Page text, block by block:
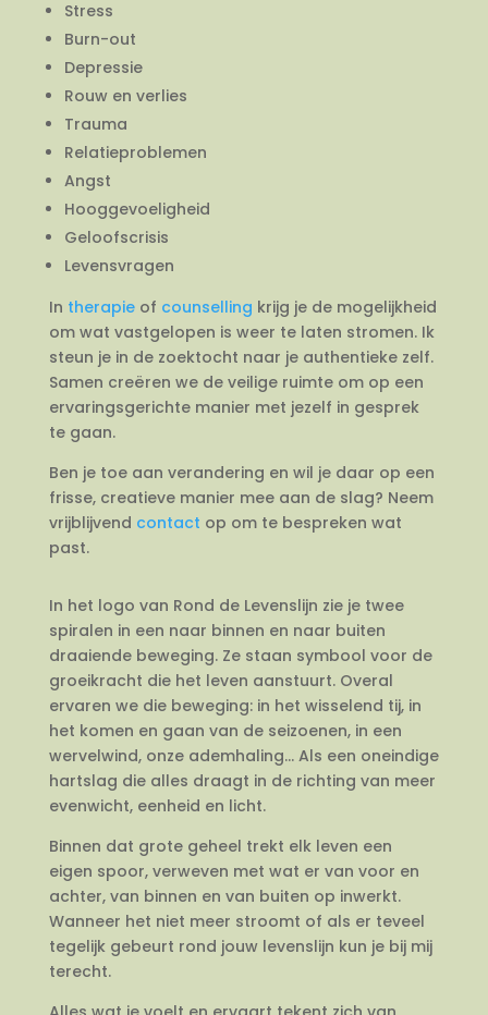
Stress
Burn-out
Depressie
Rouw en verlies
Trauma
Relatieproblemen
Angst
Hooggevoeligheid
Geloofscrisis
Levensvragen
In therapieof counselling krijg je de mogelijkheid
om wat vastgelopen is weer te laten stromen. Ik
steun je in de zoektocht naar je authentieke zelf.
Samen creëren we de veilige ruimte om op een
ervaringsgerichte manier met jezelf in gesprek
te gaan.
Ben je toe aan verandering en wil je daar op een
frisse, creatieve manier mee aan de slag? Neem
vrijblijvend contact op om te bespreken wat
past.
In het logo van Rond de Levenslijn zie je twee
spiralen in een naar binnen en naar buiten
draaiende beweging. Ze staan symbool voor de
groeikracht die het leven aanstuurt. Overal
ervaren we die beweging: in het wisselend tij, in
het komen en gaan van de seizoenen, in een
wervelwind, onze ademhaling… Als een oneindige
hartslag die alles draagt in de richting van meer
evenwicht, eenheid en licht.
Binnen dat grote geheel trekt elk leven een
eigen spoor, verweven met wat er van voor en
achter, van binnen en van buiten op inwerkt.
Wanneer het niet meer stroomt of als er teveel
tegelijk gebeurt rond jouw levenslijn kun je bij mij
terecht.